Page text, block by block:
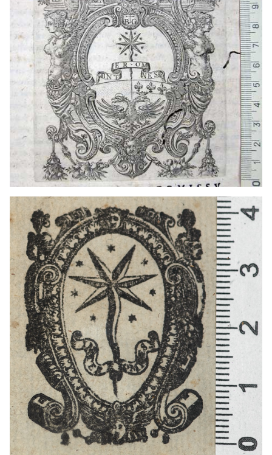
1582 - 1600
Roma (Italia)
1586
Venecia (Italia)
1568 - 1587 Venecia (Italia)
1568 - 1587 Venecia (Italia)